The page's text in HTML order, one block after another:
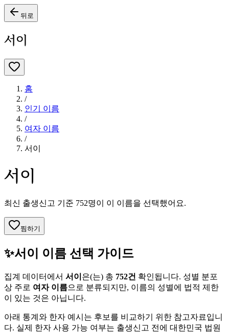
뒤로
서이
홈
/
인기 이름
/
여자 이름
/
서이
서이
최신 출생신고 기준 752명이 이 이름을 선택했어요.
찜하기
✨서이 이름 선택 가이드
집계 데이터에서 서이 은(는) 총 752건 확인됩니다. 성별 분포
상 주로 여자이름으로 분류되지만, 이름의 성별에 법적 제한
이 있는 것은 아닙니다.
아래 통계와 한자 예시는 후보를 비교하기 위한 참고자료입니
다. 실제 한자 사용 가능 여부는 출생신고 전에 대한민국 법원